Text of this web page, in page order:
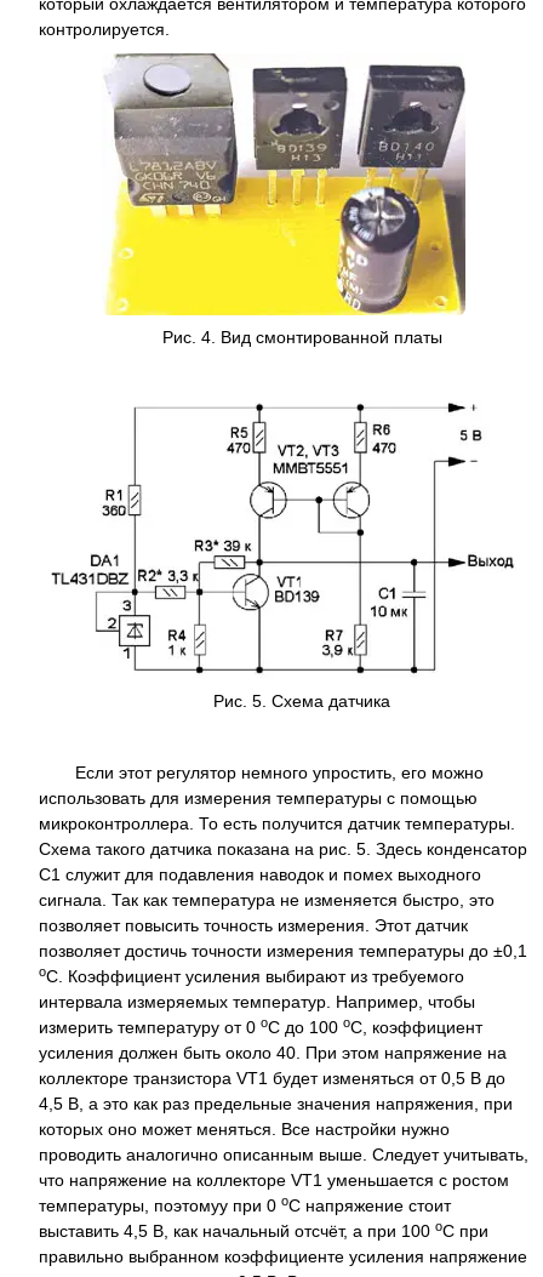
контролируется.
Рис. 4. Вид смонтированной платы
Рис. 5. Схема датчика
Если этот регулятор немного упростить, его можно
использовать для измерения температуры с помощью
микроконтроллера. То есть получится датчик температуры.
Схема такого датчика показана на рис. 5. Здесь конденсатор
С1 служит для подавления наводок и помех выходного
сигнала. Так как температура не изменяется быстро, это
позволяет повысить точность измерения. Этот датчик
позволяет достичь точности измерения температуры до ±0,1
оС. Коэффициент усиления выбирают из требуемого
интервала измеряемых температур. Например, чтобы
измерить температуру от 0 оС до 100 оС, коэффициент
усиления должен быть около 40. При этом напряжение на
коллекторе транзистора VT1 будет изменяться от 0,5 В до
4,5 В, а это как раз предельные значения напряжения, при
которых оно может меняться. Все настройки нужно
проводить аналогично описанным выше. Следует учитывать,
что напряжение на коллекторе VT1 уменьшается с ростом
температуры, поэтомуу при 0 оС напряжение стоит
выставить 4,5 В, как начальный отсчёт, а при 100 оС при
правильно выбранном коэффициенте усиления напряжение